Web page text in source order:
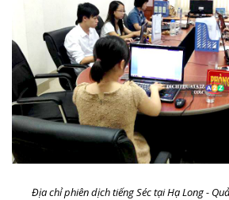
Địa chỉ phiên dịch tiếng Séc tại Hạ Long -